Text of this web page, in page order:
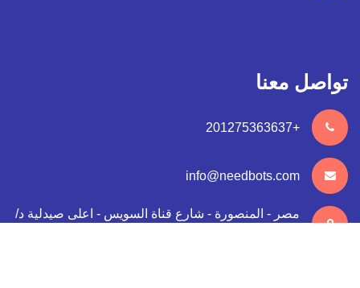
تواصل معنا
+201275363637
info@needbots.com
مصر - المنصورة - شارع قناة السويس - اعلى صيدلية د/